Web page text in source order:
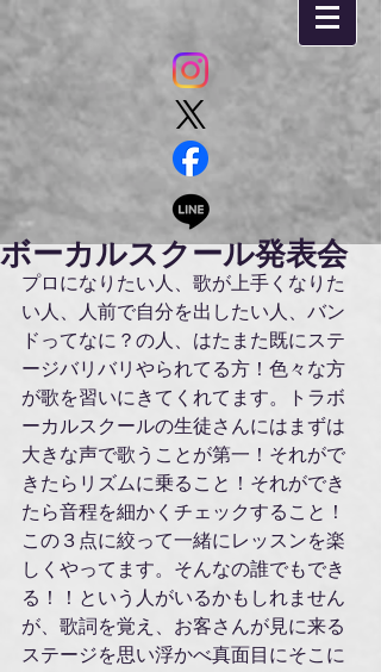
ボーカルスクール発表会
プロになりたい人、歌が上手くなりた
い人、人前で自分を出したい人、バン
ドってなに？の人、はたまた既にステ
ージバリバリやられてる方！色々な方
が歌を習いにきてくれてます。トラボ
ーカルスクールの生徒さんにはまずは
大きな声で歌うことが第一！それがで
きたらリズムに乗ること！それができ
たら音程を細かくチェックすること！
この３点に絞って一緒にレッスンを楽
しくやってます。そんなの誰でもでき
る！！という人がいるかもしれません
が、歌詞を覚え、お客さんが見に来る
ステージを思い浮かべ真面目にそこに